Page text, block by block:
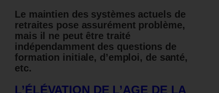
Le maintien des systèmes actuels de
retraites pose assurément problème,
mais il ne peut être traité
indépendamment des questions de
formation initiale, d’emploi, de santé,
etc.
L’ÉLÉVATION DE L’AGE DE LA